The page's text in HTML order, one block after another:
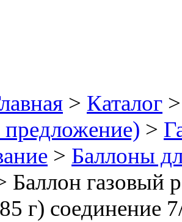
> Каталог
предложение) >
> Баллоны
Баллон газовый
г) соединение